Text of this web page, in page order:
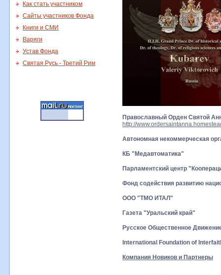
Как стать участником
Сайты участников Фонда
Книги и СМИ
Варяги
Устав Фонда
Святая Русь - Третий Рим
Православный Орден Святой
http://
Автономная некоммерческая
КБ "Медавтоматика"
Парламентский центр
Фонд содействия развитию
ООО "ТМО ИТАЛ"
Газета "Уральский край"
Русское Общественное
International Foundation of
Компания Новиков и Партнеры